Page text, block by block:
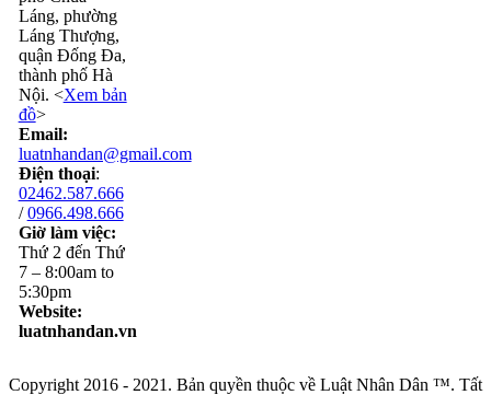
Láng, phường
Láng Thượng,
quận Đống Đa,
thành phố Hà
Nội. <Xem bản
đồ>
Email:
luatnhandan@gmail.com
Điện thoại:
02462.587.666
/0966.498.666
Giờ làm việc:
Thứ 2 đến Thứ
7 – 8:00am to
5:30pm
Website:
luatnhandan.vn
Copyright 2016 - 2021. Bản quyền thuộc về Luật Nhân Dân ™. Tất